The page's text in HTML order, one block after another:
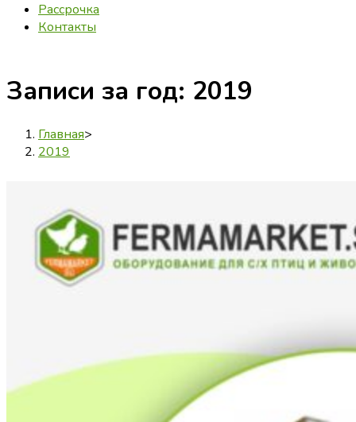
Рассрочка
Контакты
Записи за год: 2019
Главная>
2019